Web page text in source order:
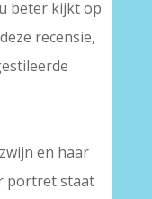
beter kijkt op
recensie,
en haar
portret staat